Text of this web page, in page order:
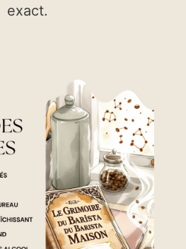
exact.